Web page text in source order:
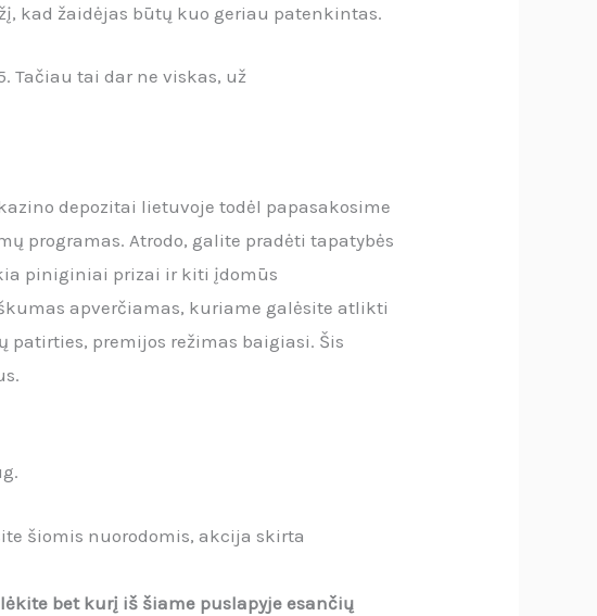
kad žaidėjas būtų kuo geriau patenkintas.
Tačiau tai dar ne viskas, už
depozitai lietuvoje todėl papasakosime
programas. Atrodo, galite pradėti tapatybės
piniginiai prizai ir kiti įdomūs
apverčiamas, kuriame galėsite atlikti
premijos režimas baigiasi. Šis
šiomis nuorodomis, akcija skirta
bet kurį iš šiame puslapyje esančių